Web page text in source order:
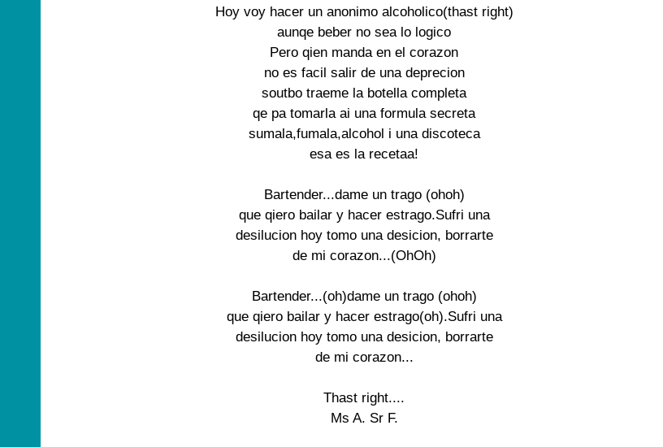
Hoy voy hacer un anonimo alcoholico(thast right)
aunqe beber no sea lo logico
Pero qien manda en el corazon
no es facil salir de una deprecion
soutbo traeme la botella completa
qe pa tomarla ai una formula secreta
sumala,fumala,alcohol i una discoteca
esa es la recetaa!
Bartender...dame un trago (ohoh)
que qiero bailar y hacer estrago.Sufri una
desilucion hoy tomo una desicion, borrarte
de mi corazon...(OhOh)
Bartender...(oh)dame un trago (ohoh)
que qiero bailar y hacer estrago(oh).Sufri una
desilucion hoy tomo una desicion, borrarte
de mi corazon...
Thast right....
Ms A. Sr F.